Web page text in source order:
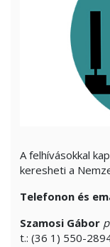
A felhívásokkal
keresheti a
Telefonon és
Szamosi Gábor
t.: (36 1) 550-